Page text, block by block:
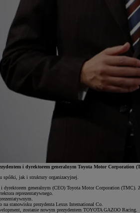
i dyrektorem generalnym Toyota Motor Corporation
spółki, jak i struktury organizacyjnej.
generalnym (CEO) Toyota Motor Corporation (TMC).
reprezentatywnego.
stanowisku prezydenta Lexus International Co.
zostanie nowym prezydentem TOYOTA GAZOO Racing.